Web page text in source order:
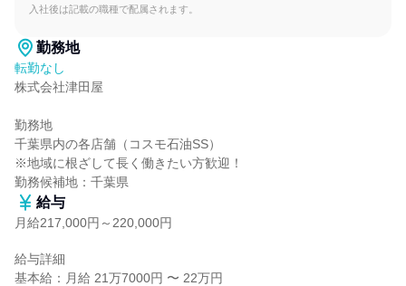
入社後は記載の職種で配属されます。
勤務地
転勤なし
株式会社津田屋
勤務地
千葉県内の各店舗（コスモ石油SS）
※地域に根ざして長く働きたい方歓迎！
勤務候補地：千葉県
給与
月給217,000円～220,000円
給与詳細
基本給：月給 21万7000円 〜 22万円